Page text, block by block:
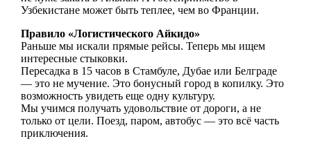
Узбекистане может быть теплее, чем во Франции.
Правило «Логистического Айкидо»
Раньше мы искали прямые рейсы. Теперь мы ищем
интересные стыковки.
Пересадка в 15 часов в Стамбуле, Дубае или Белграде
— это не мучение. Это бонусный город в копилку. Это
возможность увидеть еще одну культуру.
Мы учимся получать удовольствие от дороги, а не
только от цели. Поезд, паром, автобус — это всё часть
приключения.